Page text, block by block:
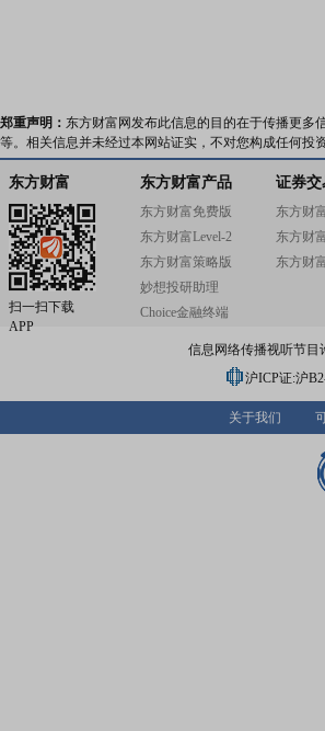
郑重声明： 东方财富网发布此信息的目的在于传播更多
等。相关信息并未经过本网站证实，不对您构成任何投